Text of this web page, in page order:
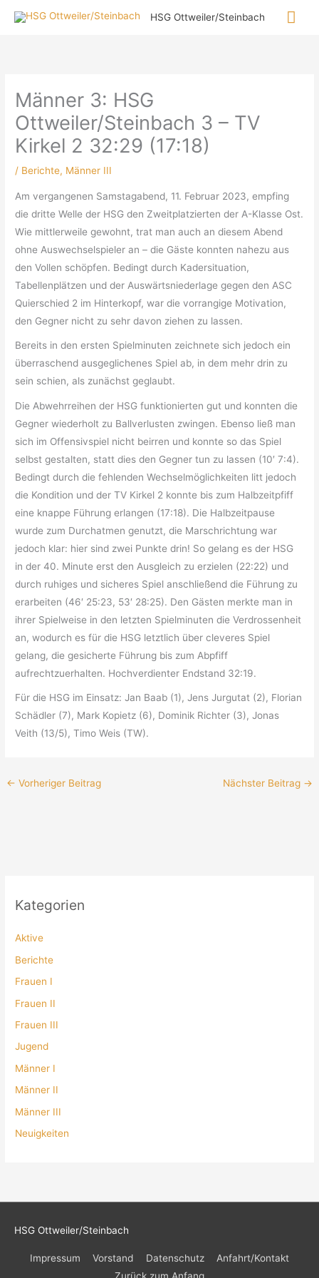
Inhalt
HSG Ottweiler/Steinbach
Kategorien
Aktive
Berichte
Frauen I
Frauen II
Frauen III
Jugend
Männer I
Männer II
Männer III
Neuigkeiten
Männer 3: HSG
Ottweiler/Steinbach 3 – TV
Kirkel 2 32:29 (17:18)
/ Berichte, Männer III
Am vergangenen Samstagabend, 11. Februar 2023, empfing
die dritte Welle der HSG den Zweitplatzierten der A-Klasse Ost.
Wie mittlerweile gewohnt, trat man auch an diesem Abend
ohne Auswechselspieler an – die Gäste konnten nahezu aus
den Vollen schöpfen. Bedingt durch Kadersituation,
Tabellenplätzen und der Auswärtsniederlage gegen den ASC
Quierschied 2 im Hinterkopf, war die vorrangige Motivation,
den Gegner nicht zu sehr davon ziehen zu lassen.
Bereits in den ersten Spielminuten zeichnete sich jedoch ein
überraschend ausgeglichenes Spiel ab, in dem mehr drin zu
sein schien, als zunächst geglaubt.
Die Abwehrreihen der HSG funktionierten gut und konnten die
Gegner wiederholt zu Ballverlusten zwingen. Ebenso ließ man
sich im Offensivspiel nicht beirren und konnte so das Spiel
selbst gestalten, statt dies den Gegner tun zu lassen (10′ 7:4).
Bedingt durch die fehlenden Wechselmöglichkeiten litt jedoch
die Kondition und der TV Kirkel 2 konnte bis zum Halbzeitpfiff
eine knappe Führung erlangen (17:18). Die Halbzeitpause
wurde zum Durchatmen genutzt, die Marschrichtung war
jedoch klar: hier sind zwei Punkte drin! So gelang es der HSG
in der 40. Minute erst den Ausgleich zu erzielen (22:22) und
durch ruhiges und sicheres Spiel anschließend die Führung zu
erarbeiten (46′ 25:23, 53′ 28:25). Den Gästen merkte man in
ihrer Spielweise in den letzten Spielminuten die Verdrossenheit
an, wodurch es für die HSG letztlich über cleveres Spiel
gelang, die gesicherte Führung bis zum Abpfiff
aufrechtzuerhalten. Hochverdienter Endstand 32:19.
Für die HSG im Einsatz: Jan Baab (1), Jens Jurgutat (2), Florian
Schädler (7), Mark Kopietz (6), Dominik Richter (3), Jonas
Veith (13/5), Timo Weis (TW).
← Vorheriger Beitrag Nächster Beitrag →
HSG Ottweiler/Steinbach
Impressum Vorstand Datenschutz
Anfahrt/Kontakt